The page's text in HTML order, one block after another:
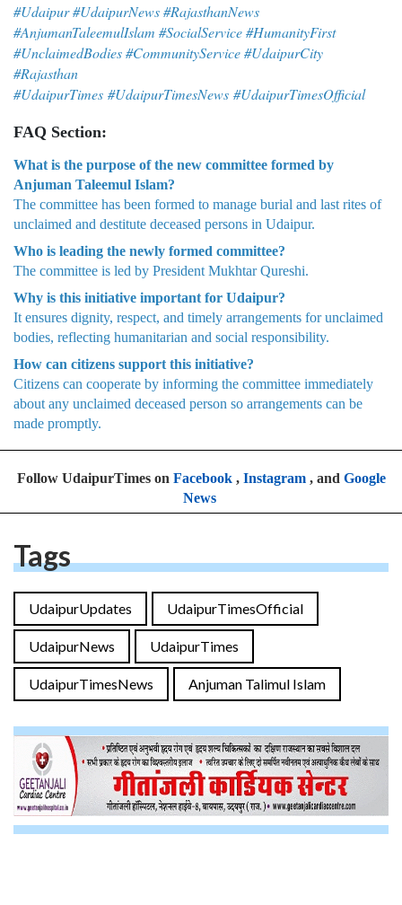
#Udaipur #UdaipurNews #RajasthanNews
#AnjumanTaleemulIslam #SocialService #HumanityFirst
#UnclaimedBodies #CommunityService #UdaipurCity
#Rajasthan
#UdaipurTimes #UdaipurTimesNews #UdaipurTimesOfficial
FAQ Section:
What is the purpose of the new committee formed by
Anjuman Taleemul Islam?
The committee has been formed to manage burial and last rites of
unclaimed and destitute deceased persons in Udaipur.
Who is leading the newly formed committee?
The committee is led by President Mukhtar Qureshi.
Why is this initiative important for Udaipur?
It ensures dignity, respect, and timely arrangements for unclaimed
bodies, reflecting humanitarian and social responsibility.
How can citizens support this initiative?
Citizens can cooperate by informing the committee immediately
about any unclaimed deceased person so arrangements can be
made promptly.
Follow UdaipurTimes on Facebook, Instagram, and Google
News
Tags
UdaipurUpdates UdaipurTimesOfficial
UdaipurNews UdaipurTimes
UdaipurTimesNews Anjuman Talimul Islam